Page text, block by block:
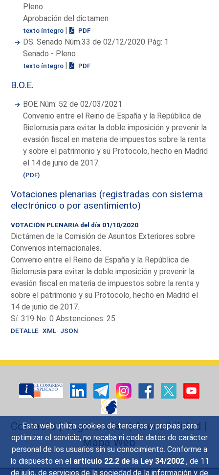
Esta web utiliza cookies de terceros y propias para
optimizar el servicio, no recaba ni cede datos de carácter
personal de los usuarios sin su conocimiento. Conforme a
lo dispuesto en el artículo 22.2 de la Ley 34/2002 , de 11
de julio, de servicios de la sociedad de la información y de
Pleno
Aprobación del dictamen
texto íntegro | PDF
DS. Senado Núm.33 de 02/12/2020 Pág: 1
Senado - Pleno
texto íntegro | PDF
B.O.E.
BOE Núm: 52 de 02/03/2021
Convenio entre el Reino de España y la República de
Bielorrusia para evitar la doble imposición y prevenir la
evasión fiscal en materia de impuestos sobre la renta
y sobre el patrimonio y su Protocolo, hecho en Madrid
el 14 de junio de 2017.
(PDF)
Votaciones plenarias (registradas con sistema
electrónico o por asentimiento)
VOTACIÓN PLENARIA del día 01/10/2020
Dictámen de la Comisión de Asuntos Exteriores sobre
Convenios internacionales.
Convenio entre el Reino de España y la República de
Bielorrusia para evitar la doble imposición y prevenir la
evasión fiscal en materia de impuestos sobre la renta y
sobre el patrimonio y su Protocolo, hecho en Madrid el
14 de junio de 2017.
Sí: 319 No: 0 Abstenciones: 25
DETALLE XML JSON
Contacto|Sugerencias|Accesibilidad |
Mapa Web